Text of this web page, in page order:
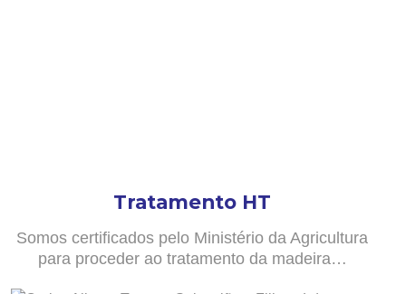
Tratamento HT
Somos certificados pelo Ministério da Agricultura
para proceder ao tratamento da madeira…